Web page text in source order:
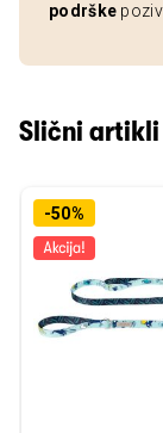
podrške
Slični
-50%